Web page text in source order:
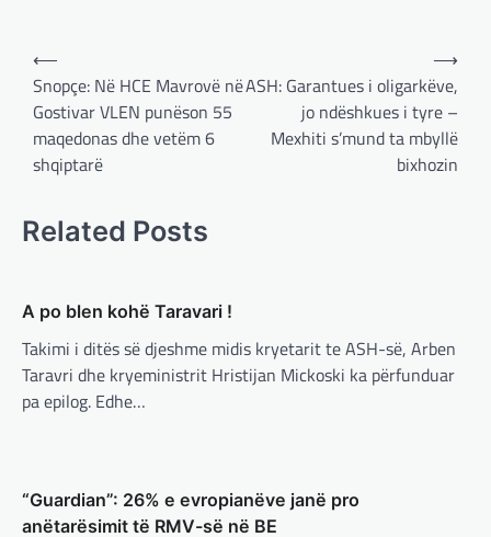
Post
navigation
⟵
Snopçe: Në HCE Mavrovë në
Gostivar VLEN punëson 55
maqedonas dhe vetëm 6
shqiptarë
ASH: Garantues i oligarkëve,
jo ndëshkues i tyre –
Mexhiti s’mund ta mbyllë
bixhozin
⟶
Related Posts
A po blen kohë Taravari !
Takimi i ditës së djeshme midis kryetarit te ASH-së, Arben
Taravri dhe kryeministrit Hristijan Mickoski ka përfunduar
pa epilog. Edhe…
“Guardian”: 26% e evropianëve janë pro
anëtarësimit të RMV-së në BE
adminadmin March 4, 2025
Kryeministri i Ukrainës thotë se vendi i tij
është absolutisht i vendosur të vazhdojë
BOTA,LAJME
SPECIALE
palestinez
adminadmin March 4, 2025
Presidenti turk, Recep Tayyip Erdogan, ka
BOTA,FUN,LAJME,MË TË FUNDIT
RAJONI
SPECIALE,TECH